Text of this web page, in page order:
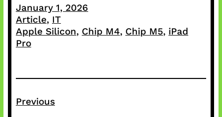
January 1, 2026
Article, IT
Apple Silicon, Chip M4, Chip M5, iPad
Pro
Previous